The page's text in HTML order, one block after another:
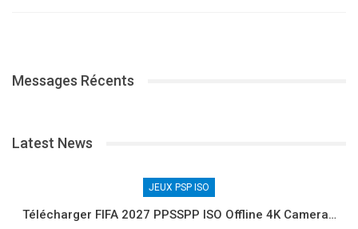
Messages Récents
Latest News
JEUX PSP ISO
Télécharger FIFA 2027 PPSSPP ISO Offline 4K Camera…